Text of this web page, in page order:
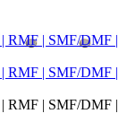
RMF | SMF/DMF |
RMF | SMF/DMF |
RMF | SMF/DMF |